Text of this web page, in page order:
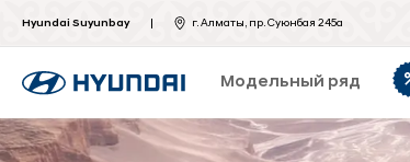
Hyundai Suyunbay г. Алматы, пр. Суюнбая 245а
Модельный ряд